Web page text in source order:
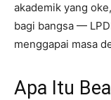
akademik yang
bagi bangsa —
menggapai masa
Apa Itu